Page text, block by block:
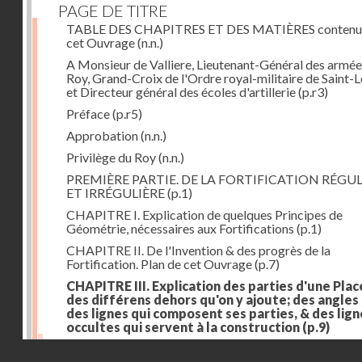
PAGE DE TITRE
TABLE DES CHAPITRES ET DES MATIÈRES
cet Ouvrage(n.n.)
A Monsieur de Valliere, Lieutenant-Général des
Roy, Grand-Croix de l'Ordre royal-militaire de Saint-
et Directeur général des écoles d'artillerie(p.r3)
Préface(p.r5)
Approbation(n.n.)
Privilège du Roy(n.n.)
PREMIÈRE PARTIE. DE LA FORTIFICATION
ET IRRÉGULIÈRE(p.1)
CHAPITRE I. Explication de quelques Principes de
Géométrie, nécessaires aux Fortifications (p.1)
CHAPITRE II. De l'Invention & des progrès de la
Fortification. Plan de cet Ouvrage(p.7)
CHAPITRE III. Explication des parties d'une
des différens dehors qu'on y ajoute; des angles
des lignes qui composent ses parties, & des
occultes qui servent à la construction (p.9)
Des lignes & des angles qui composent les parties